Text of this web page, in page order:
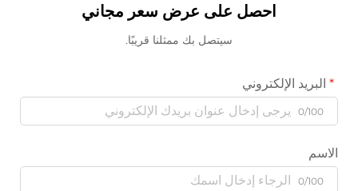
احصل على عرض سعر مجاني
سيتصل بك ممثلنا قريبًا.
البريد الإلكتروني
0/100
الاسم
0/100